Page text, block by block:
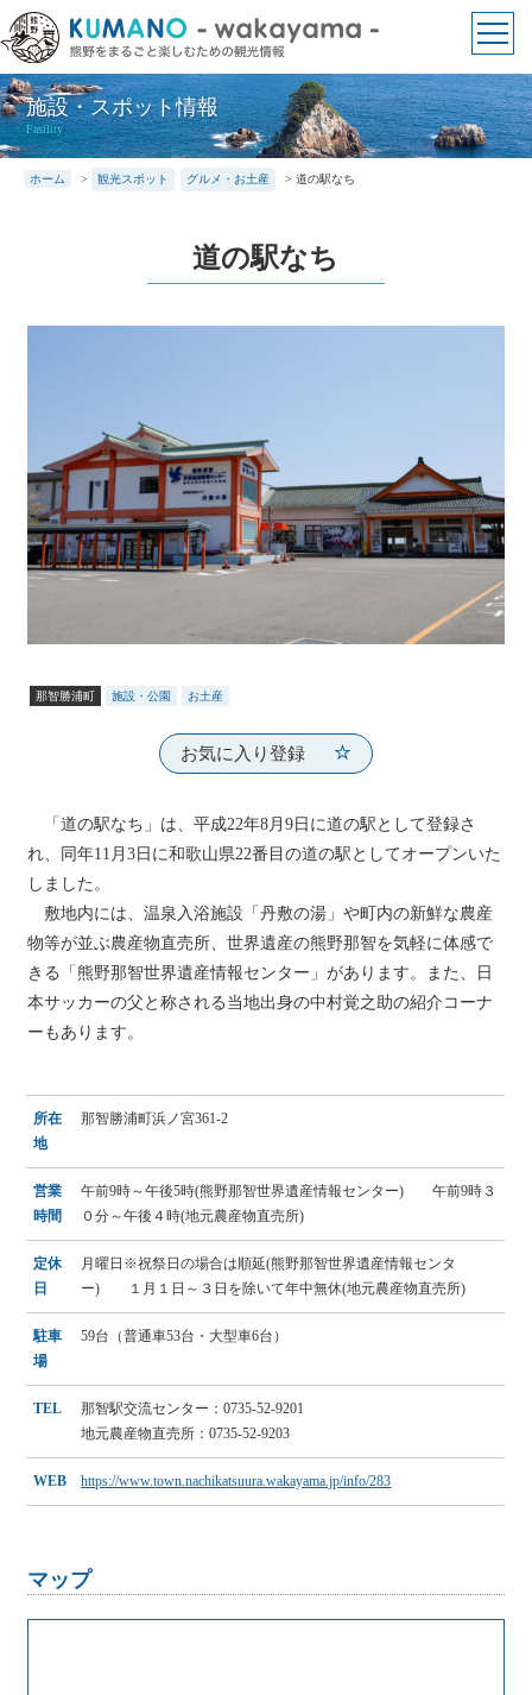
文
に
ス
キ
ッ
施設・スポット情報
Fasility
ホーム > 観光スポット グルメ・お土産 > 道の駅なち
道の駅なち
那智勝浦町 施設・公園 お土産
お気に入り登録
「道の駅なち」は、平成22年8月9日に道の駅として登録さ
れ、同年11月3日に和歌山県22番目の道の駅としてオープンいた
しました。
敷地内には、温泉入浴施設「丹敷の湯」や町内の新鮮な農産
物等が並ぶ農産物直売所、世界遺産の熊野那智を気軽に体感で
きる「熊野那智世界遺産情報センター」があります。また、日
本サッカーの父と称される当地出身の中村覚之助の紹介コーナ
ーもあります。
所在
地
那智勝浦町浜ノ宮361-2
営業
時間
午前9時～午後5時(熊野那智世界遺産情報センター) 午前9時３
０分～午後４時(地元農産物直売所)
定休
日
月曜日※祝祭日の場合は順延(熊野那智世界遺産情報センタ
ー) １月１日～３日を除いて年中無休(地元農産物直売所)
駐車
場
59台（普通車53台・大型車6台）
TEL
那智駅交流センター：0735-52-9201
地元農産物直売所：0735-52-9203
WEB https://www.town.nachikatsuura.wakayama.jp/info/283
マップ